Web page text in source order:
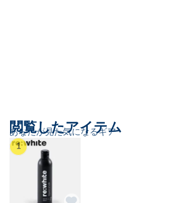
あなたが見た気になるギア
閲覧したアイテム
1